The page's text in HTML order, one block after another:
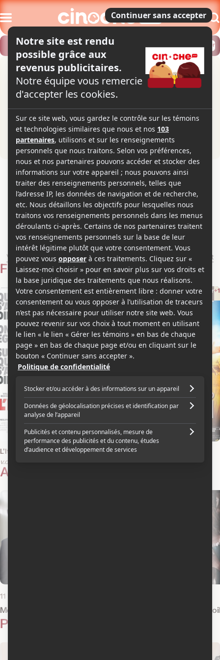
Trouver un horaire Modifier
Olivier Baroux
Voir les séries et émissions télé de Olivier Baroux sur Showbizz.net
Filmographie
Réalisateur
2010
L'Italien
v.o.f.
Réalisateur+1
Safari
Actualités reliées
11 mai 2021
Menteur sera adapté en France Sorties DVD : Le
Photos